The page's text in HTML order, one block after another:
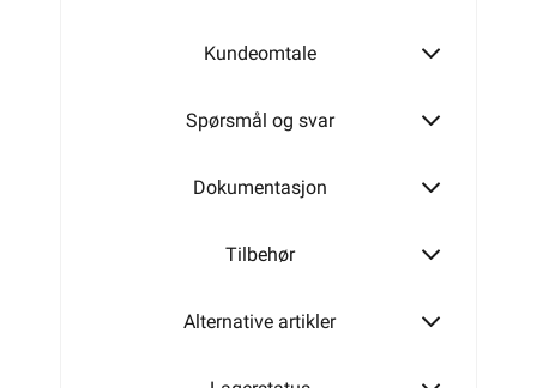
Kundeomtale
Spørsmål og svar
Dokumentasjon
Tilbehør
Alternative artikler